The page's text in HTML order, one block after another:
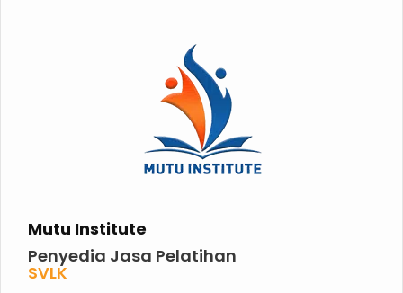
Mutu Institute
Penyedia Jasa Pelatihan
SVLK